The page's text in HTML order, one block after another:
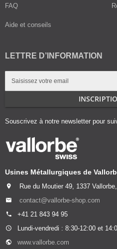
FAQ
Aide et conseils
LETTRE D’INFORMATION
lettre
:
Souscrivez à notre newsletter pour
Usines Métallurgiques de
Rue du Moutier 49, 1337
contact@vallorbe-shop.com
+41 21 843 94 95
Lundi-vendredi : 8:30-12:00 et
www.vallorbe.com